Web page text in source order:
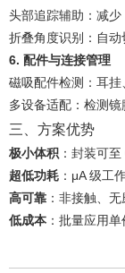
头部追踪辅助：减少
折叠角度识别：自动
6. 配件与连接管理
磁吸配件检测：耳挂
多设备适配：检测镜
三、方案优势
极小体积 ：封装可
超低功耗 ：μA 级工
高可靠 ：非接触、
低成本 ：批量应用